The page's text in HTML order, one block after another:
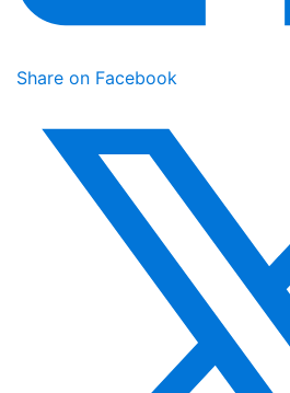
Share on Facebook